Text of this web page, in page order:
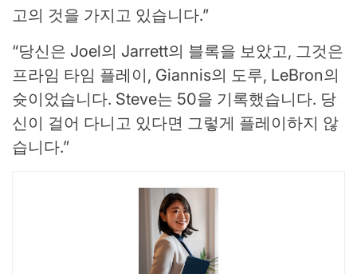
고의 것을 가지고 있습니다.”
“당신은 Joel의 Jarrett의 블록을 보았고, 그것은
프라임 타임 플레이, Giannis의 도루, LeBron의
슛이었습니다. Steve는 50을 기록했습니다. 당
신이 걸어 다니고 있다면 그렇게 플레이하지 않
습니다.”